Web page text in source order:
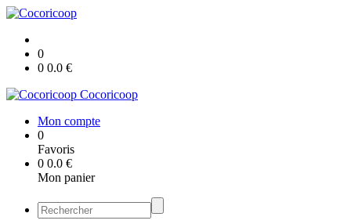
0
0 0.0 €
Cocoricoop
Mon compte
0
Favoris
0 0.0 €
Mon panier